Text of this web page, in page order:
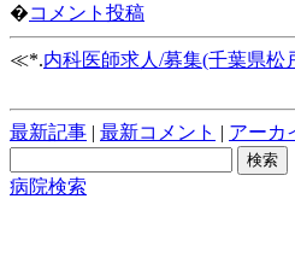
�コメント投稿
≪*.内科医師求人/募集(千葉県松
最新記事 | 最新コメント | アーカ
病院検索